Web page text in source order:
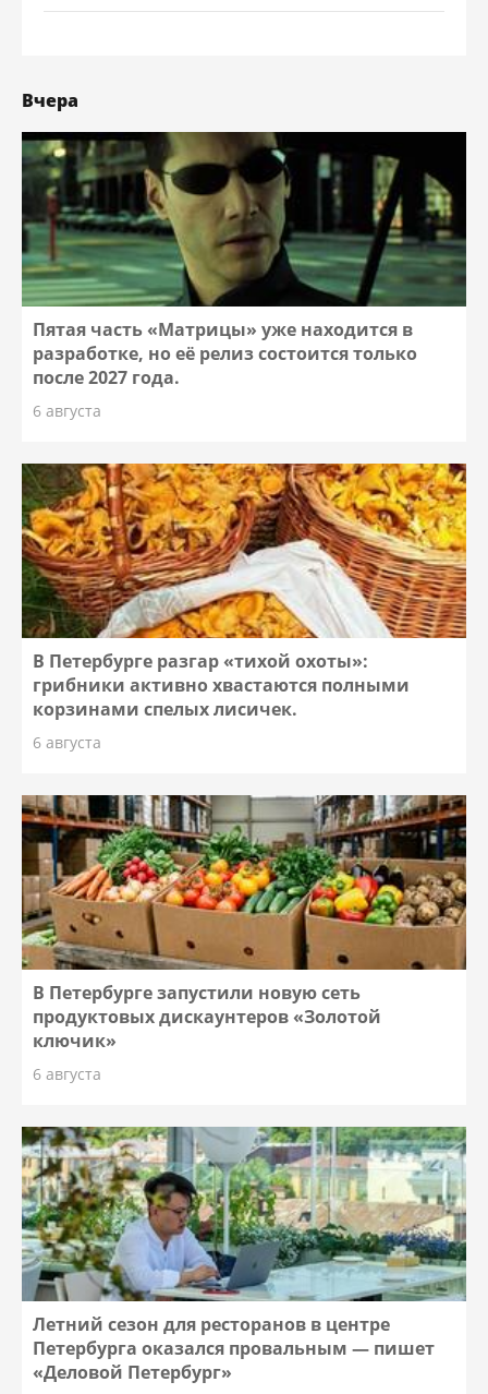
Вчера
Пятая часть «Матрицы» уже находится в
разработке, но её релиз состоится только
после 2027 года.
6 августа
В Петербурге разгар «тихой охоты»:
грибники активно хвастаются полными
корзинами спелых лисичек.
6 августа
В Петербурге запустили новую сеть
продуктовых дискаунтеров «Золотой
ключик»
6 августа
Летний сезон для ресторанов в центре
Петербурга оказался провальным — пишет
«Деловой Петербург»